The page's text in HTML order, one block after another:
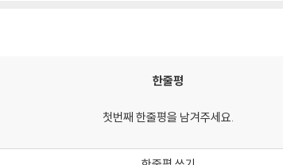
한줄평
첫번째 한줄평을 남겨주세요.